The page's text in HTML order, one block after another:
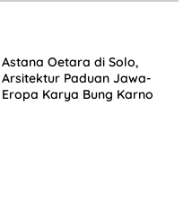
Astana Oetara di Solo,
Arsitektur Paduan Jawa-
Eropa Karya Bung Karno